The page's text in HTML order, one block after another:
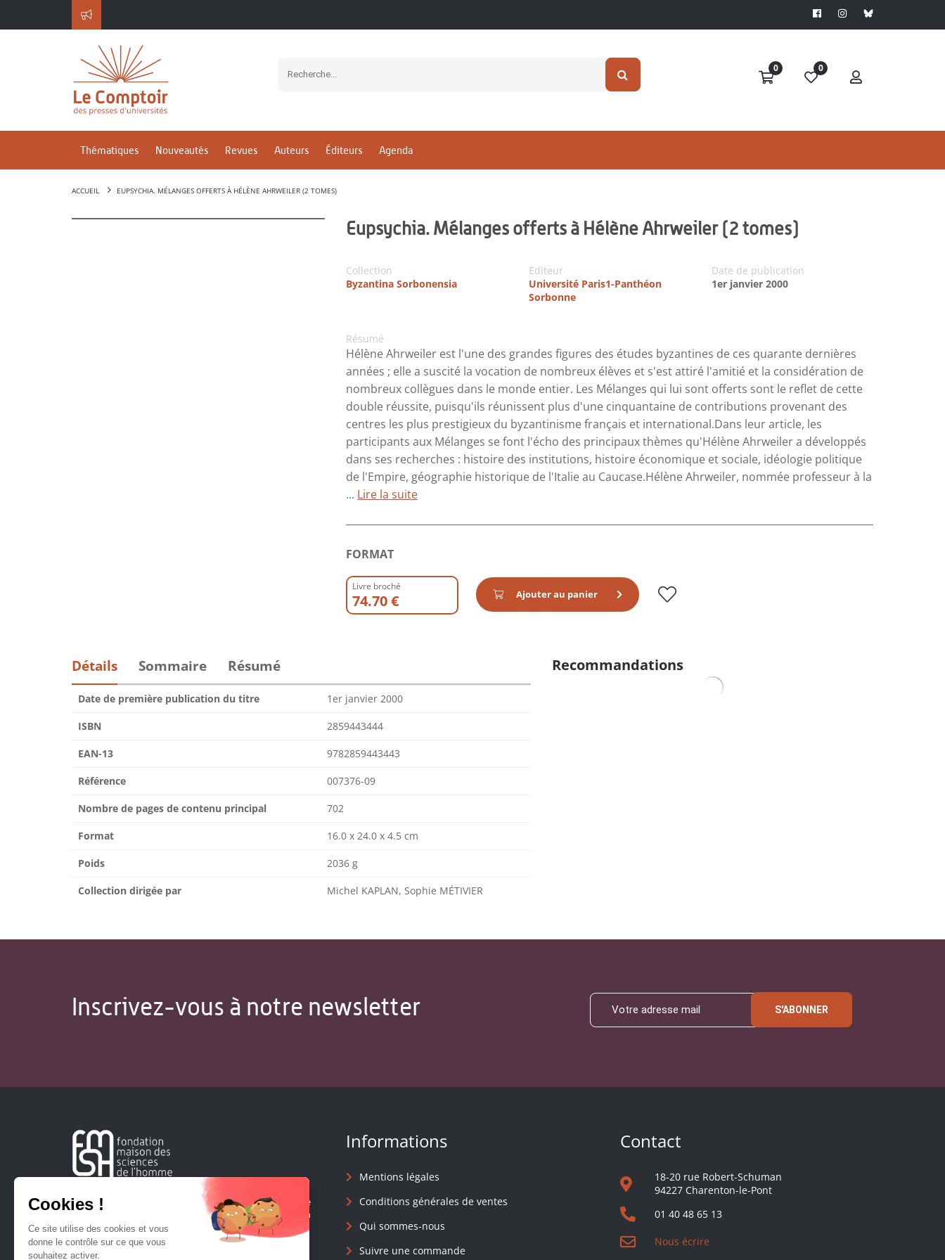
0 0
Thématiques Nouveautés Revues Auteurs Éditeurs Agenda
ACCUEIL EUPSYCHIA. MÉLANGES OFFERTS À HÉLÈNE AHRWEILER (2 TOMES)
Eupsychia. Mélanges offerts à Hélène Ahrweiler (2 tomes)
Collection
Byzantina Sorbonensia
Editeur
Université Paris1-Panthéon
Sorbonne
Date de publication
1er janvier 2000
Résumé
Hélène Ahrweiler est l'une des grandes figures des études byzantines de ces quarante dernières
années ; elle a suscité la vocation de nombreux élèves et s'est attiré l'amitié et la considération de
nombreux collègues dans le monde entier. Les Mélanges qui lui sont offerts sont le reflet de cette
double réussite, puisqu'ils réunissent plus d'une cinquantaine de contributions provenant des
centres les plus prestigieux du byzantinisme français et international.Dans leur article, les
participants aux Mélanges se font l'écho des principaux thèmes qu'Hélène Ahrweiler a développés
dans ses recherches : histoire des institutions, histoire économique et sociale, idéologie politique
de l'Empire, géographie historique de l'Italie au Caucase.Hélène Ahrweiler, nommée professeur à la
... Lire la suite
FORMAT
Livre broché
74.70 € Ajouter au panier
Détails Sommaire Résumé
Date de première publication du titre 1er janvier 2000
ISBN 2859443444
EAN-13 9782859443443
Référence 007376-09
Nombre de pages de contenu principal 702
Format 16.0 x 24.0 x 4.5 cm
Poids 2036 g
Collection dirigée par Michel KAPLAN, Sophie MÉTIVIER
Recommandations
Inscrivez-vous à notre newsletter S'ABONNER
Créée en 1963, la Fondation Maison Sciences de l'Homme
soutient la recherche et la diffusion des connaissances en
sciences humaines et sociales.
Informations
Mentions légales
Conditions générales de ventes
Qui sommes-nous
Suivre une commande
Contact
18-20 rue Robert-Schuman
94227 Charenton-le-Pont
01 40 48 65 13
Nous écrire